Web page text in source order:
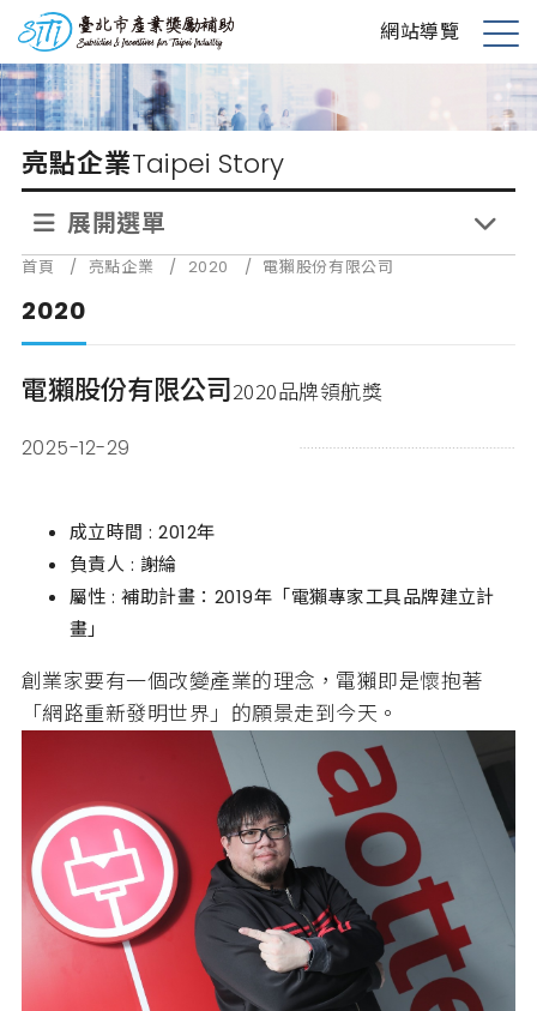
到
主
要
內
台北市產業獎勵補助 網站導覽
展
選
單
亮點企業Taipei Story
展開選單
首頁 / 亮點企業 / 2020 / 電獺股份有限公司
2020
電獺股份有限公司2020品牌領航獎
2025-12-29
成立時間 : 2012年
負責人 : 謝綸
屬性 : 補助計畫：2019年「電獺專家工具品牌建立計
畫」
創業家要有一個改變產業的理念，電獺即是懷抱著
「網路重新發明世界」的願景走到今天。